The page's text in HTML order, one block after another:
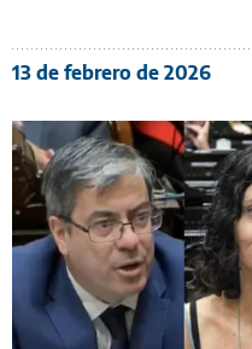
13 de febrero de 2026